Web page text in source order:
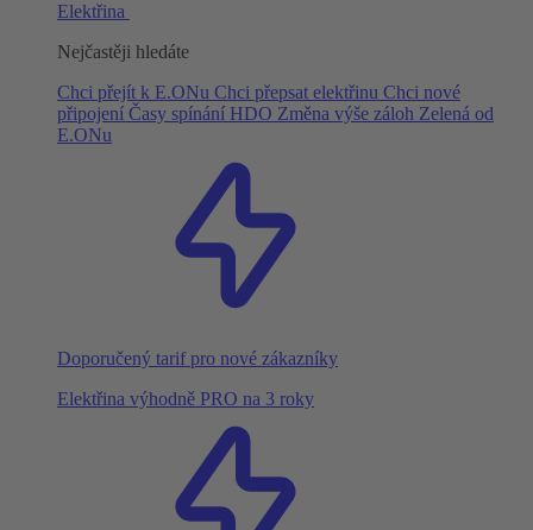
Elektřina
Nejčastěji hledáte
Chci přejít k E.ONu Chci přepsat elektřinu Chci nové
připojení Časy spínání HDO Změna výše záloh Zelená od
E.ONu
Doporučený tarif pro nové zákazníky
Elektřina výhodně PRO na 3 roky